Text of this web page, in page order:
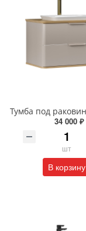
34 000 ₽
шт
В корзину